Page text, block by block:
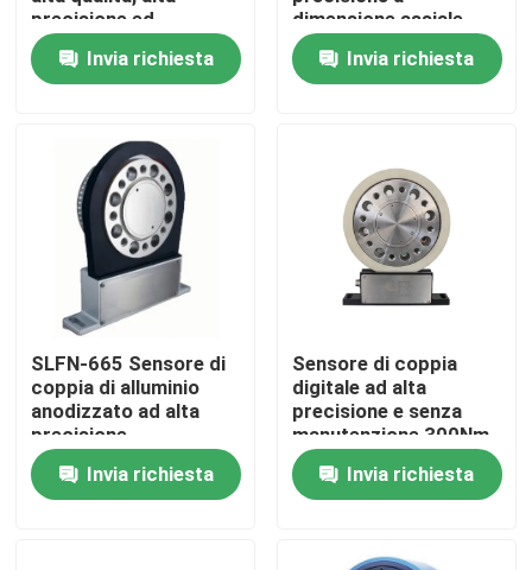
Chi Siamo
Controllo della qualità
Contattaci
Notizie
Casi
Dinamometro di coppia di torsione
precisione ed
economico
Invia richiesta
dimensione assiale
corta
Invia richiesta
SLFN-665 Sensore di
coppia di alluminio
anodizzato ad alta
precisione
Invia richiesta
Sensore di coppia
digitale ad alta
precisione e senza
manutenzione 300Nm
10000 RPM
Invia richiesta